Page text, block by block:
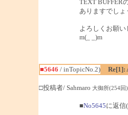
TEXT BUFFER
ありますでしょ
よろしくお願い
m(_ _)m
■5646 / inTopicNo.2)
Re[1]:
□投稿者/ Sahmaro 大御所(254回
■No5645に返信